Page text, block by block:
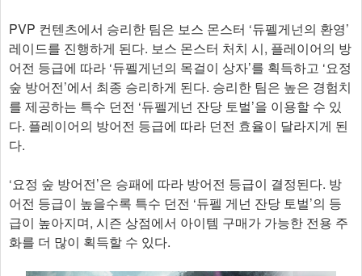
PVP 컨텐츠에서 승리한 팀은 보스 몬스터 ‘듀펠게넌의 환영’
레이드를 진행하게 된다. 보스 몬스터 처치 시, 플레이어의 방
어전 등급에 따라 ‘듀펠게넌의 목걸이 상자’를 획득하고 ‘요정
숲 방어전’에서 최종 승리하게 된다. 승리한 팀은 높은 경험치
를 제공하는 특수 던전 ‘듀펠게넌 잔당 토벌’을 이용할 수 있
다. 플레이어의 방어전 등급에 따라 던전 효율이 달라지게 된
다.
‘요정 숲 방어전’은 승패에 따라 방어전 등급이 결정된다. 방
어전 등급이 높을수록 특수 던전 ‘듀펠 게넌 잔당 토벌’의 등
급이 높아지며, 시즌 상점에서 아이템 구매가 가능한 전용 주
화를 더 많이 획득할 수 있다.